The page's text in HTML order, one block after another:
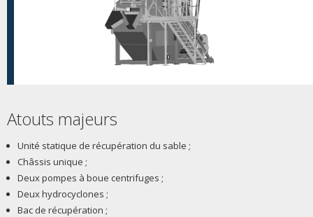
Atouts majeurs
Unité statique de récupération du sable ;
Châssis unique ;
Deux pompes à boue centrifuges ;
Deux hydrocyclones ;
Bac de récupération ;